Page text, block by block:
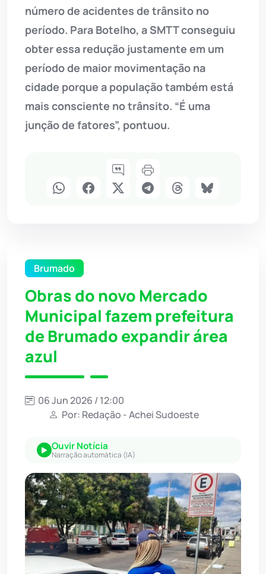
número de acidentes de trânsito no
período. Para Botelho, a SMTT conseguiu
obter essa redução justamente em um
período de maior movimentação na
cidade porque a população também está
mais consciente no trânsito. “É uma
junção de fatores”, pontuou.
Brumado
Obras do novo Mercado
Municipal fazem prefeitura
de Brumado expandir área
azul
06 Jun 2026 / 12:00
Por: Redação - Achei Sudoeste
Ouvir Notícia
Narração automática (IA)